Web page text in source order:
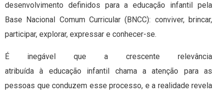
desenvolvimento definidos para a educação infantil pela
Base Nacional Comum Curricular (BNCC): conviver, brincar,
participar, explorar, expressar e conhecer-se.
É inegável que a crescente relevância
atribuída à educação infantil chama a atenção para as
pessoas que conduzem esse processo, e a realidade revela